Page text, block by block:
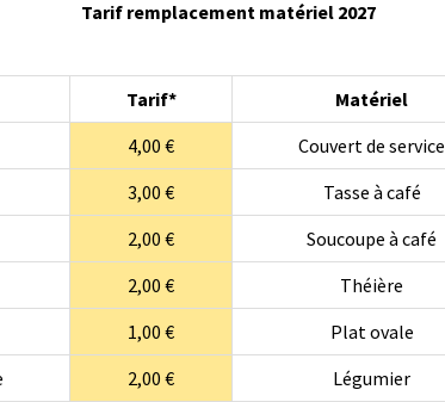
Tarif remplacement matériel 2027
Tarif* Matériel
4,00 € Couvert de service
3,00 € Tasse à café
2,00 € Soucoupe à café
2,00 € Théière
1,00 € Plat ovale
2,00 € Légumier